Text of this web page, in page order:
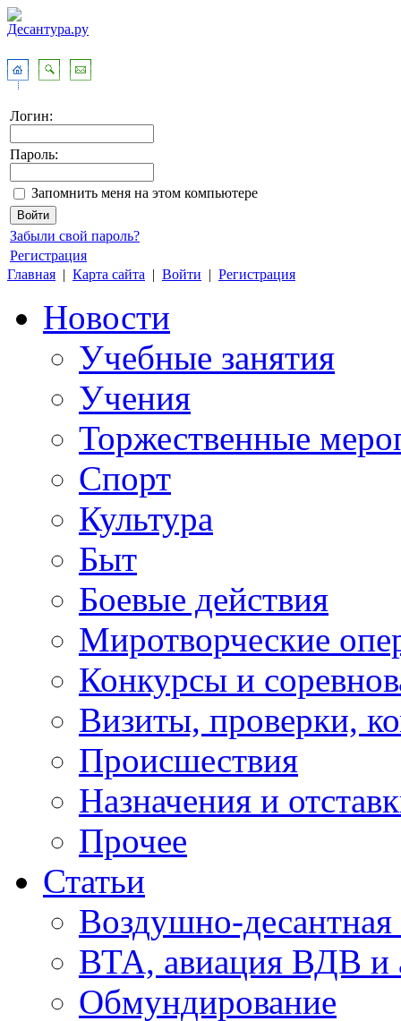
Логин:
Пароль:
Запомнить меня на этом компьютере
Забыли свой пароль?
Регистрация
Главная | Карта сайта | Войти | Регистрация
Новости
Учебные занятия
Учения
Торжественные
Спорт
Культура
Быт
Боевые действия
Миротворческие
Конкурсы и
Визиты, проверки,
Происшествия
Назначения и
Прочее
Статьи
Воздушно-десантная
ВТА, авиация ВДВ и
Обмундирование